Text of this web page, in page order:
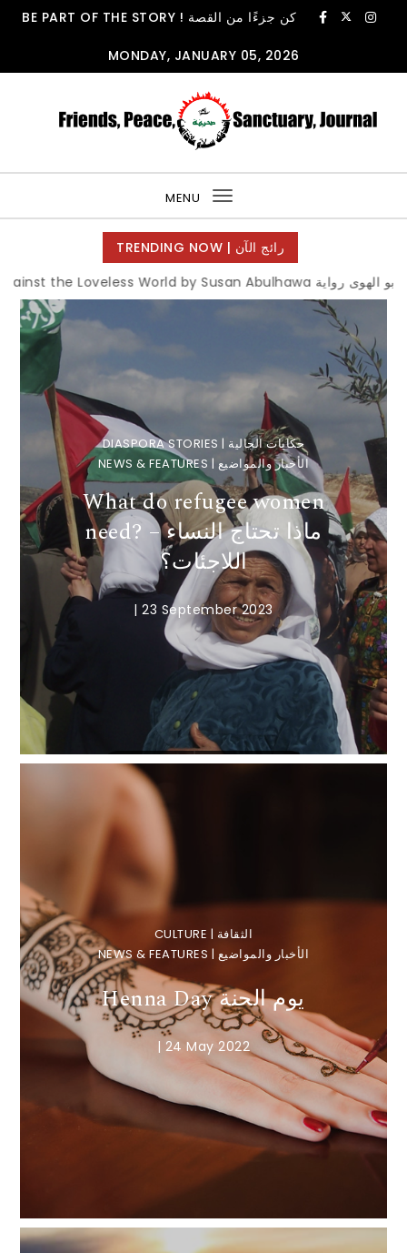
Skip to content BE PART OF THE STORY ! كن جزءًا من القصة
MONDAY, JANUARY 05, 2026
FPSjournal
MENU
Toggle
navigation
TRENDING NOW | رائج الآن
DIASPORA STORIES | حكايات الجالية
NEWS & FEATURES | الأخبار والمواضيع
What do refugee women
need? – ماذا تحتاج النساء
اللاجئات؟
|23 September 2023
CULTURE | الثقافة
NEWS & FEATURES | الأخبار والمواضيع
Henna Day يوم الحنة
| 24 May 2022